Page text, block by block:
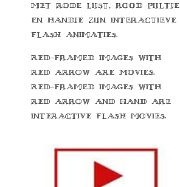
met rode lijst, rood pijltje
en handje zijn interactieve
flash animaties.
Red-framed images with
red arrow are movies.
Red-framed images with
red arrow and hand are
interactive flash movies.